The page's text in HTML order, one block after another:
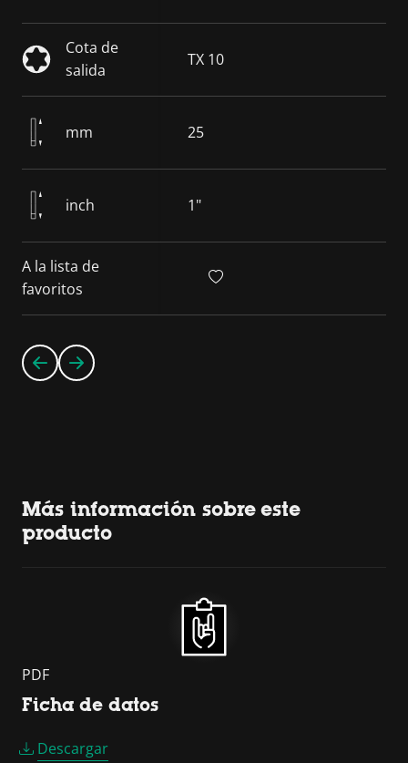
Cota de
salida
TX 10
mm 25
inch 1"
A la lista de
favoritos
Más información sobre este
producto
PDF
Ficha de datos
Descargar